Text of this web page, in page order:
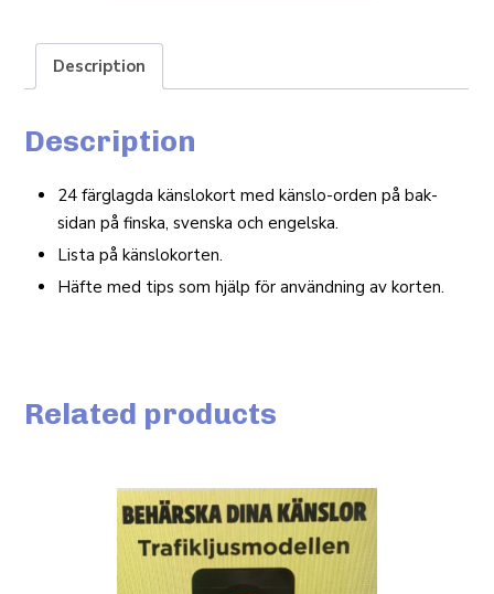
Description
Description
24 färglagda känslokort med känslo-orden på bak­
sidan på finska, svenska och engelska.
Lista på känslokorten.
Häfte med tips som hjälp för användning av korten.
Related products